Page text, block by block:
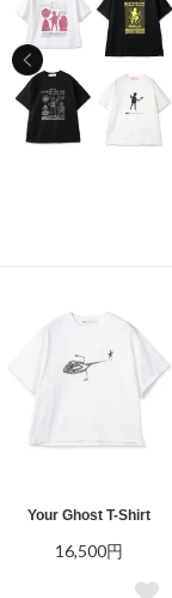
Your Ghost T-Shirt
16,500円